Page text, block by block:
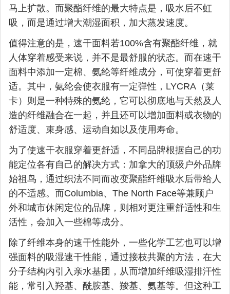
马上扩散。而聚酯纤维的最大特点是，吸水后不虹
吸，而是通过增大潮湿面积，加大蒸发速度。
值得注意的是，速干面料若100%含有聚酯纤维，就
人体穿着感受来说，并不是最舒服的状态。而在速干
面料中添加一定棉、氨纶等纤维成分，可使穿着更舒
适。其中，氨纶会使衣服有一定弹性，LYCRA（莱
卡）则是一种特殊的氨纶，它可以彻底地与天然及人
造的纤维融合在一起，并且还可以增加面料或衣物的
舒适度、束身感、运动自如以及使用寿命。
为了使速干衣服穿着更舒适，不同品牌根据自己的功
能定位各有自己的解决方式：加拿大的顶级户外品牌
始祖鸟，通过织法不同而改变聚酯纤维吸水后带给人
的不适感。而Columbia、The North Face等兼顾户
外和城市休闲定位的品牌，则相对更注重舒适性和生
活性，会加入一些棉等成分。
除了纤维本身的速干性能外，一些化学工艺也可以增
强面料的吸湿速干性能，通过接枝共聚的方法，在大
分子结构内引入亲水基团，从而增加纤维吸湿排汗性
能，常引入羟基、酰胺基、羧基、氨基等。但这种工